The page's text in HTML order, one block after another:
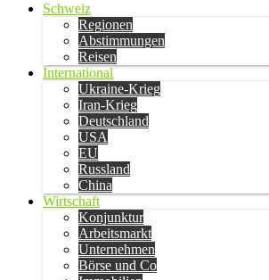
Schweiz
Regionen
Abstimmungen
Reisen
International
Ukraine-Krieg
Iran-Krieg
Deutschland
USA
EU
Russland
China
Wirtschaft
Konjunktur
Arbeitsmarkt
Unternehmen
Börse und Co